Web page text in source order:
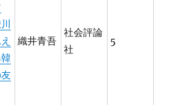
織井青吾
社会評論
社
5